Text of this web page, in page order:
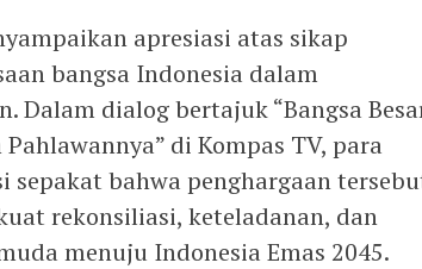
apresiasi atas sikap
bangsa Indonesia dalam
Dalam dialog bertajuk “Bangsa
di Kompas TV, para
bahwa penghargaan
rekonsiliasi, keteladanan, dan
menuju Indonesia Emas 2045.